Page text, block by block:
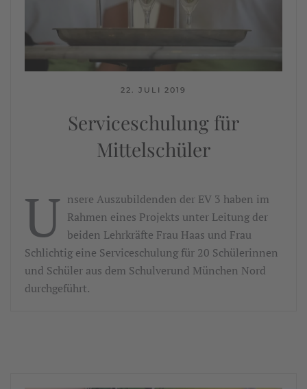
22. JULI 2019
Serviceschulung für
Mittelschüler
U nsere Auszubildenden der EV 3 haben im
Rahmen eines Projekts unter Leitung der
beiden Lehrkräfte Frau Haas und Frau
Schlichtig eine Serviceschulung für 20 Schülerinnen
und Schüler aus dem Schulverund München Nord
durchgeführt.